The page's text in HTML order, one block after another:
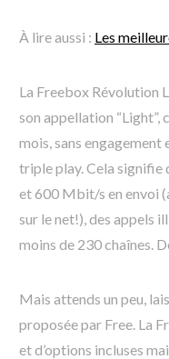
À lire aussi : Les
La Freebox Révolution
son appellation
mois, sans engagement
triple play. Cela signifie
et 600 Mbit/s en envoi
sur le net!), des appels
moins de 230 chaînes.
Mais attends un peu,
proposée par Free. La
et d’options incluses